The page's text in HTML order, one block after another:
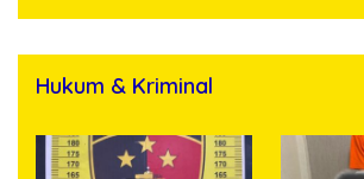
Hukum & Kriminal